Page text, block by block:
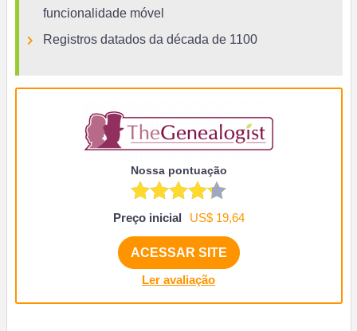
funcionalidade móvel
Registros datados da década de 1100
Preço inicial US$ 19,64
Nossa pontuação
ACESSAR SITE
Ler avaliação